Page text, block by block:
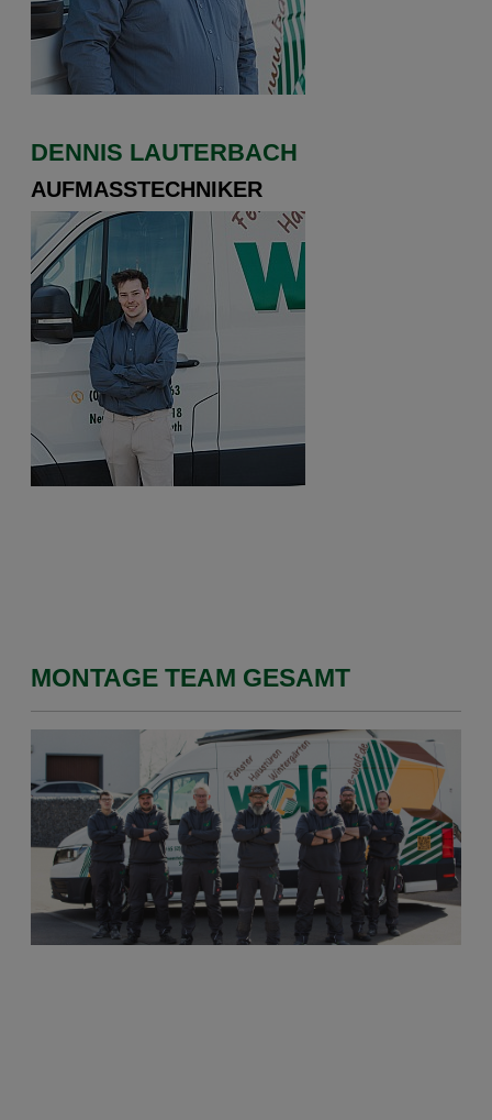
DENNIS LAUTERBACH
AUFMASSTECHNIKER
MONTAGE TEAM GESAMT